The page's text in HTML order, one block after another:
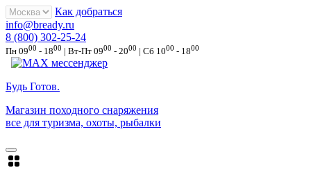
Как добраться
info@bready.ru
8 (800) 302-25-24
Пн 0900 - 1800 | Вт-Пт 0900 - 2000 | Сб 1000 - 1800
Будь Готов.
Магазин походного снаряжения
все для туризма, охоты, рыбалки